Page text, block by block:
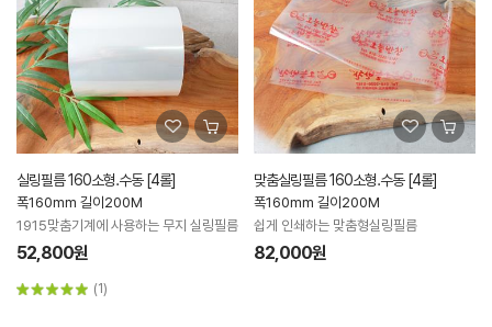
실링필름 160소형.수동 [4롤]
폭160mm 길이200M
1915맞춤기계에 사용하는 무지 실링필름
52,800원
(1)
맞춤실링필름 160소형.수동 [4롤]
폭160mm 길이200M
쉽게 인쇄하는 맞춤형실링필름
82,000원